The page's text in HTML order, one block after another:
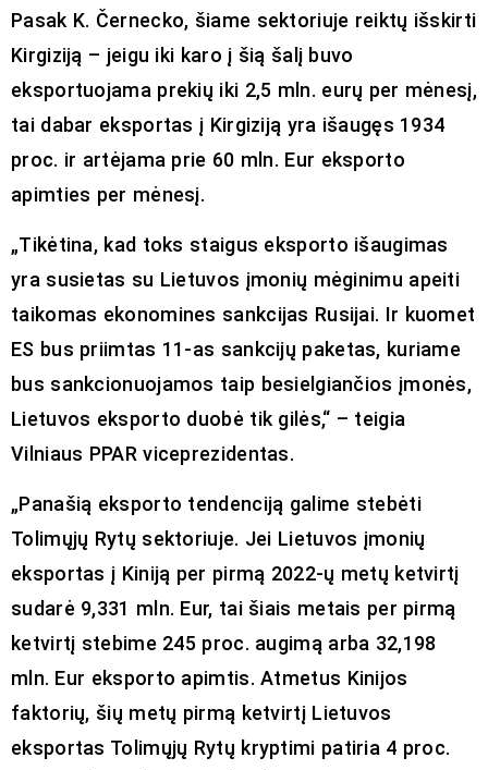
Pasak K. Černecko, šiame sektoriuje reiktų išskirti
Kirgiziją – jeigu iki karo į šią šalį buvo
eksportuojama prekių iki 2,5 mln. eurų per mėnesį,
tai dabar eksportas į Kirgiziją yra išaugęs 1934
proc. ir artėjama prie 60 mln. Eur eksporto
apimties per mėnesį.
„Tikėtina, kad toks staigus eksporto išaugimas
yra susietas su Lietuvos įmonių mėginimu apeiti
taikomas ekonomines sankcijas Rusijai. Ir kuomet
ES bus priimtas 11-as sankcijų paketas, kuriame
bus sankcionuojamos taip besielgiančios įmonės,
Lietuvos eksporto duobė tik gilės,“ – teigia
Vilniaus PPAR viceprezidentas.
„Panašią eksporto tendenciją galime stebėti
Tolimųjų Rytų sektoriuje. Jei Lietuvos įmonių
eksportas į Kiniją per pirmą 2022-ų metų ketvirtį
sudarė 9,331 mln. Eur, tai šiais metais per pirmą
ketvirtį stebime 245 proc. augimą arba 32,198
mln. Eur eksporto apimtis. Atmetus Kinijos
faktorių, šių metų pirmą ketvirtį Lietuvos
eksportas Tolimųjų Rytų kryptimi patiria 4 proc.